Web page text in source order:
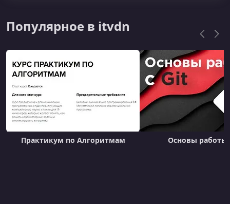
Популярное в itvdn
Практикум по Алгоритмам Основы работы